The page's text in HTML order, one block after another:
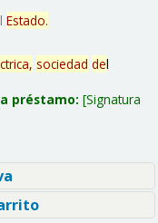
l Estado.
sociedad del
préstamo: Signatura